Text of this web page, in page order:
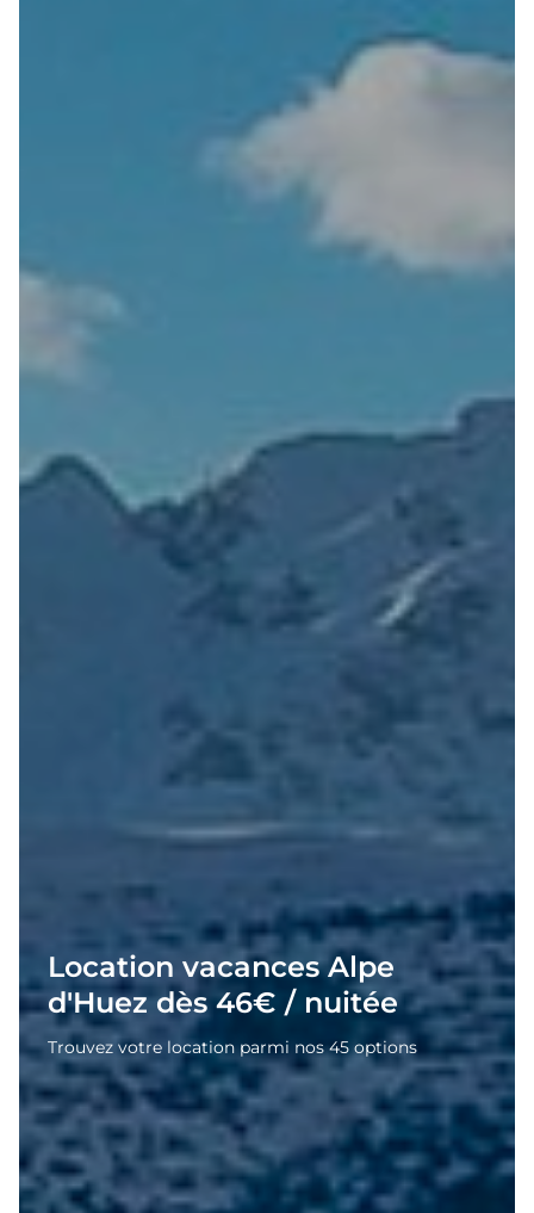
Location vacances Alpe
d'Huez dès 46€ / nuitée
Trouvez votre location parmi nos 45 options